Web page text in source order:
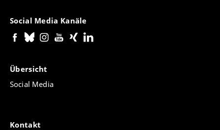
Social Media Kanäle
Übersicht
Social Media
Kontakt